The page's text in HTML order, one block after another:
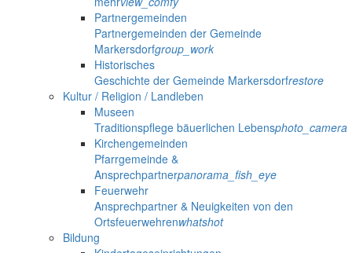
Partnergemeinden
Partnergemeinden der Gemeinde
Markersdorfgroup_work
Historisches
Geschichte der Gemeinde Markersdorfrestore
Kultur / Religion / Landleben
Museen
Traditionspflege bäuerlichen Lebensphoto_camera
Kirchengemeinden
Pfarrgemeinde &
Ansprechpartnerpanorama_fish_eye
Feuerwehr
Ansprechpartner & Neuigkeiten von den
Ortsfeuerwehrenwhatshot
Bildung